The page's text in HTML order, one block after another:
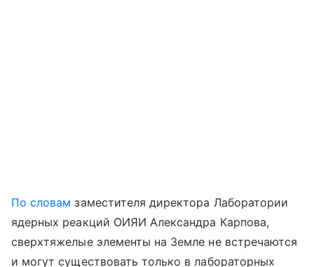
По словам заместителя директора Лаборатории
ядерных реакций ОИЯИ Александра Карпова,
сверхтяжелые элементы на Земле не встречаются
и могут существовать только в лабораторных